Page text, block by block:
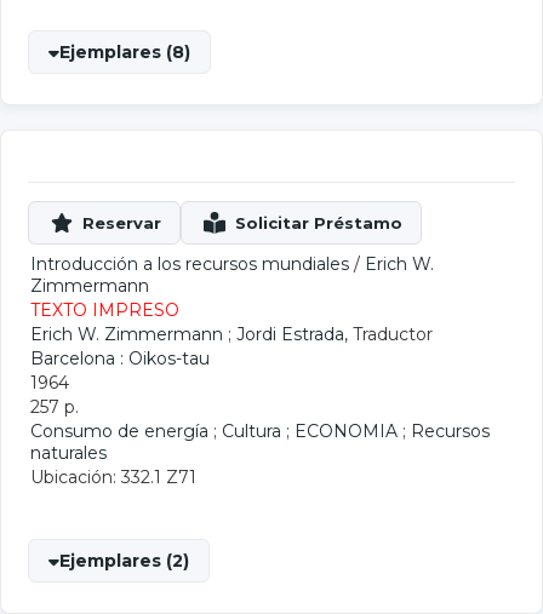
Ejemplares (8)
Introducción a los recursos mundiales / Erich W.
Zimmermann
TEXTO IMPRESO
Erich W. Zimmermann ; Jordi Estrada, Traductor
Barcelona : Oikos-tau
1964
257 p.
Consumo de energía ; Cultura ; ECONOMIA ; Recursos
naturales
Ubicación: 332.1 Z71
Ejemplares (2)